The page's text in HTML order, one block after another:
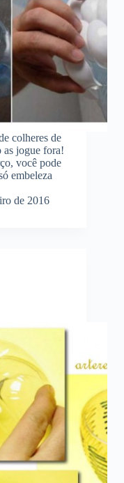
colheres de
as jogue fora!
você pode
embeleza
de 2016